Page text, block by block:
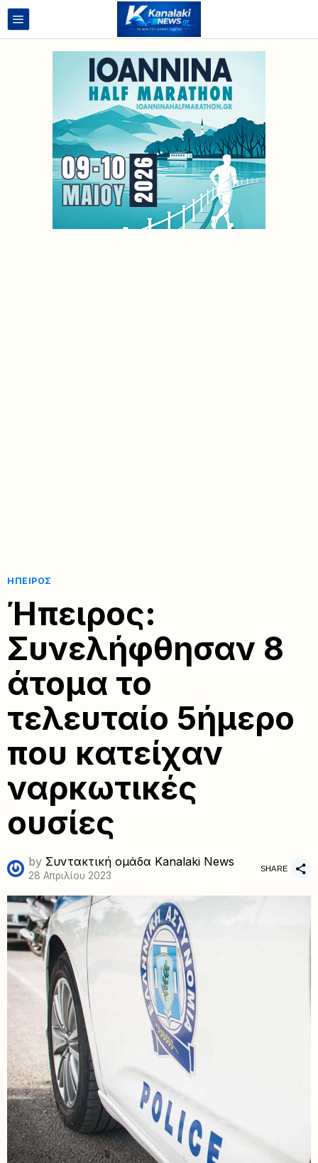
ΉΠΕΙΡΟΣ
Ήπειρος:
Συνελήφθησαν 8
άτομα το
τελευταίο 5ήμερο
που κατείχαν
ναρκωτικές
ουσίες
by Συντακτική ομάδα Kanalaki News
28 Απριλίου 2023
SHARE